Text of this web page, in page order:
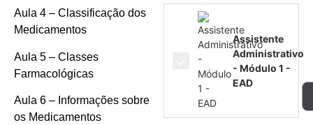
Aula 4 – Classificação dos
Medicamentos
Aula 5 – Classes
Farmacológicas
Aula 6 – Informações sobre
os Medicamentos
Assistente
Administrativo
- Módulo 1 -
EAD